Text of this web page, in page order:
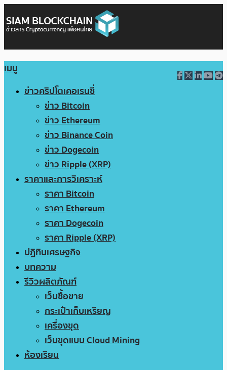
เมนู
ข่าวคริปโตเคอเรนซี่
ข่าว Bitcoin
ข่าว Ethereum
ข่าว Binance Coin
ข่าว Dogecoin
ข่าว Ripple (XRP)
ราคาและการวิเคราะห์
ราคา Bitcoin
ราคา Ethereum
ราคา Dogecoin
ราคา Ripple (XRP)
ปฏิทินเศรษฐกิจ
บทความ
รีวิวผลิตภัณฑ์
เว็บซื้อขาย
กระเป๋าเก็บเหรียญ
เครื่องขุด
เว็บขุดแบบ Cloud Mining
ห้องเรียน